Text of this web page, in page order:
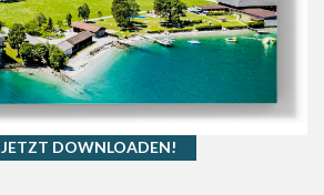
JETZT DOWNLOADEN!